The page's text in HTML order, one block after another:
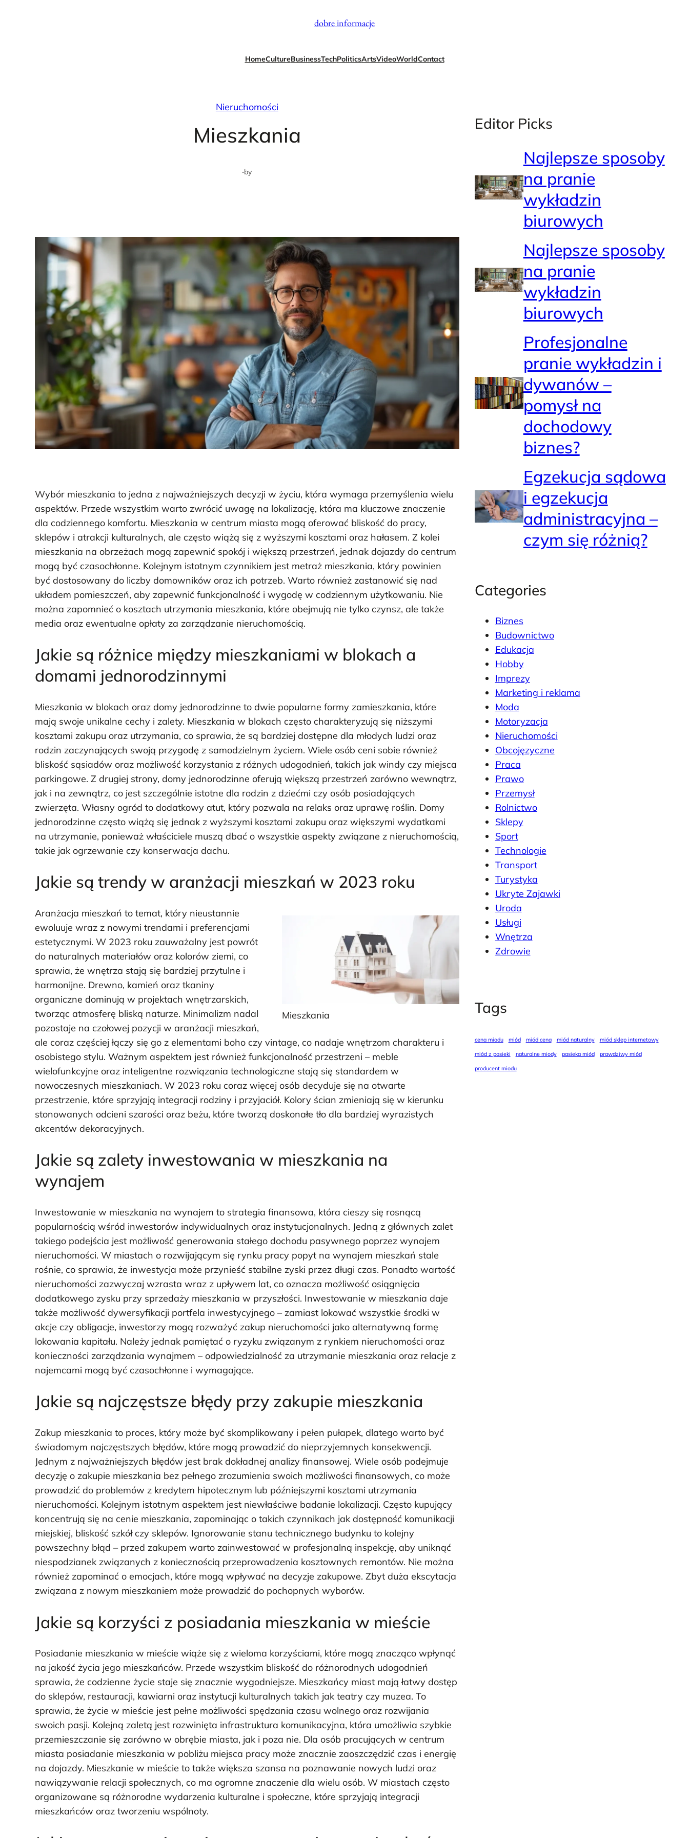
dobre informacje
HomeCultureBusinessTechPoliticsArtsVideoWorldContact
Nieruchomości
Mieszkania
·by
Wybór mieszkania to jedna z najważniejszych decyzji w życiu, która wymaga przemyślenia wielu
aspektów. Przede wszystkim warto zwrócić uwagę na lokalizację, która ma kluczowe znaczenie
dla codziennego komfortu. Mieszkania w centrum miasta mogą oferować bliskość do pracy,
sklepów i atrakcji kulturalnych, ale często wiążą się z wyższymi kosztami oraz hałasem. Z kolei
mieszkania na obrzeżach mogą zapewnić spokój i większą przestrzeń, jednak dojazdy do centrum
mogą być czasochłonne. Kolejnym istotnym czynnikiem jest metraż mieszkania, który powinien
być dostosowany do liczby domowników oraz ich potrzeb. Warto również zastanowić się nad
układem pomieszczeń, aby zapewnić funkcjonalność i wygodę w codziennym użytkowaniu. Nie
można zapomnieć o kosztach utrzymania mieszkania, które obejmują nie tylko czynsz, ale także
media oraz ewentualne opłaty za zarządzanie nieruchomością.
Jakie są różnice między mieszkaniami w blokach a
domami jednorodzinnymi
Mieszkania w blokach oraz domy jednorodzinne to dwie popularne formy zamieszkania, które
mają swoje unikalne cechy i zalety. Mieszkania w blokach często charakteryzują się niższymi
kosztami zakupu oraz utrzymania, co sprawia, że są bardziej dostępne dla młodych ludzi oraz
rodzin zaczynających swoją przygodę z samodzielnym życiem. Wiele osób ceni sobie również
bliskość sąsiadów oraz możliwość korzystania z różnych udogodnień, takich jak windy czy miejsca
parkingowe. Z drugiej strony, domy jednorodzinne oferują większą przestrzeń zarówno wewnątrz,
jak i na zewnątrz, co jest szczególnie istotne dla rodzin z dziećmi czy osób posiadających
zwierzęta. Własny ogród to dodatkowy atut, który pozwala na relaks oraz uprawę roślin. Domy
jednorodzinne często wiążą się jednak z wyższymi kosztami zakupu oraz większymi wydatkami
na utrzymanie, ponieważ właściciele muszą dbać o wszystkie aspekty związane z nieruchomością,
takie jak ogrzewanie czy konserwacja dachu.
Jakie są trendy w aranżacji mieszkań w 2023 roku
Mieszkania
Aranżacja mieszkań to temat, który nieustannie
ewoluuje wraz z nowymi trendami i preferencjami
estetycznymi. W 2023 roku zauważalny jest powrót
do naturalnych materiałów oraz kolorów ziemi, co
sprawia, że wnętrza stają się bardziej przytulne i
harmonijne. Drewno, kamień oraz tkaniny
organiczne dominują w projektach wnętrzarskich,
tworząc atmosferę bliską naturze. Minimalizm nadal
pozostaje na czołowej pozycji w aranżacji mieszkań,
ale coraz częściej łączy się go z elementami boho czy vintage, co nadaje wnętrzom charakteru i
osobistego stylu. Ważnym aspektem jest również funkcjonalność przestrzeni – meble
wielofunkcyjne oraz inteligentne rozwiązania technologiczne stają się standardem w
nowoczesnych mieszkaniach. W 2023 roku coraz więcej osób decyduje się na otwarte
przestrzenie, które sprzyjają integracji rodziny i przyjaciół. Kolory ścian zmieniają się w kierunku
stonowanych odcieni szarości oraz beżu, które tworzą doskonałe tło dla bardziej wyrazistych
akcentów dekoracyjnych.
Jakie są zalety inwestowania w mieszkania na
wynajem
Inwestowanie w mieszkania na wynajem to strategia finansowa, która cieszy się rosnącą
popularnością wśród inwestorów indywidualnych oraz instytucjonalnych. Jedną z głównych zalet
takiego podejścia jest możliwość generowania stałego dochodu pasywnego poprzez wynajem
nieruchomości. W miastach o rozwijającym się rynku pracy popyt na wynajem mieszkań stale
rośnie, co sprawia, że inwestycja może przynieść stabilne zyski przez długi czas. Ponadto wartość
nieruchomości zazwyczaj wzrasta wraz z upływem lat, co oznacza możliwość osiągnięcia
dodatkowego zysku przy sprzedaży mieszkania w przyszłości. Inwestowanie w mieszkania daje
także możliwość dywersyfikacji portfela inwestycyjnego – zamiast lokować wszystkie środki w
akcje czy obligacje, inwestorzy mogą rozważyć zakup nieruchomości jako alternatywną formę
lokowania kapitału. Należy jednak pamiętać o ryzyku związanym z rynkiem nieruchomości oraz
konieczności zarządzania wynajmem – odpowiedzialność za utrzymanie mieszkania oraz relacje z
najemcami mogą być czasochłonne i wymagające.
Jakie są najczęstsze błędy przy zakupie mieszkania
Zakup mieszkania to proces, który może być skomplikowany i pełen pułapek, dlatego warto być
świadomym najczęstszych błędów, które mogą prowadzić do nieprzyjemnych konsekwencji.
Jednym z najważniejszych błędów jest brak dokładnej analizy finansowej. Wiele osób podejmuje
decyzję o zakupie mieszkania bez pełnego zrozumienia swoich możliwości finansowych, co może
prowadzić do problemów z kredytem hipotecznym lub późniejszymi kosztami utrzymania
nieruchomości. Kolejnym istotnym aspektem jest niewłaściwe badanie lokalizacji. Często kupujący
koncentrują się na cenie mieszkania, zapominając o takich czynnikach jak dostępność komunikacji
miejskiej, bliskość szkół czy sklepów. Ignorowanie stanu technicznego budynku to kolejny
powszechny błąd – przed zakupem warto zainwestować w profesjonalną inspekcję, aby uniknąć
niespodzianek związanych z koniecznością przeprowadzenia kosztownych remontów. Nie można
również zapominać o emocjach, które mogą wpływać na decyzje zakupowe. Zbyt duża ekscytacja
związana z nowym mieszkaniem może prowadzić do pochopnych wyborów.
Jakie są korzyści z posiadania mieszkania w mieście
Posiadanie mieszkania w mieście wiąże się z wieloma korzyściami, które mogą znacząco wpłynąć
na jakość życia jego mieszkańców. Przede wszystkim bliskość do różnorodnych udogodnień
sprawia, że codzienne życie staje się znacznie wygodniejsze. Mieszkańcy miast mają łatwy dostęp
do sklepów, restauracji, kawiarni oraz instytucji kulturalnych takich jak teatry czy muzea. To
sprawia, że życie w mieście jest pełne możliwości spędzania czasu wolnego oraz rozwijania
swoich pasji. Kolejną zaletą jest rozwinięta infrastruktura komunikacyjna, która umożliwia szybkie
przemieszczanie się zarówno w obrębie miasta, jak i poza nie. Dla osób pracujących w centrum
miasta posiadanie mieszkania w pobliżu miejsca pracy może znacznie zaoszczędzić czas i energię
na dojazdy. Mieszkanie w mieście to także większa szansa na poznawanie nowych ludzi oraz
nawiązywanie relacji społecznych, co ma ogromne znaczenie dla wielu osób. W miastach często
organizowane są różnorodne wydarzenia kulturalne i społeczne, które sprzyjają integracji
mieszkańców oraz tworzeniu wspólnoty.
Editor Picks
Najlepsze sposoby
na pranie
wykładzin
biurowych
Najlepsze sposoby
na pranie
wykładzin
biurowych
Profesjonalne
pranie wykładzin i
dywanów –
pomysł na
dochodowy
biznes?
Egzekucja sądowa
i egzekucja
administracyjna –
czym się różnią?
Categories
Biznes
Budownictwo
Edukacja
Hobby
Imprezy
Marketing i reklama
Moda
Motoryzacja
Nieruchomości
Obcojęzyczne
Praca
Prawo
Przemysł
Rolnictwo
Sklepy
Sport
Technologie
Transport
Turystyka
Ukryte Zajawki
Uroda
Usługi
Wnętrza
Zdrowie
Tags
cena miodu miód miód cena miód naturalny
miód sklep internetowy
miód z pasieki
naturalne miody pasieka miód
prawdziwy miód
producent miodu